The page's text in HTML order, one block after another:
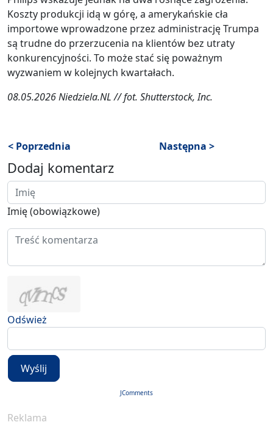
Koszty produkcji idą w górę, a amerykańskie cła
importowe wprowadzone przez administrację Trumpa
są trudne do przerzucenia na klientów bez utraty
konkurencyjności. To może stać się poważnym
wyzwaniem w kolejnych kwartałach.
08.05.2026 Niedziela.NL // fot. Shutterstock, Inc.
< Poprzednia Następna >
Dodaj komentarz
Imię (obowiązkowe)
Odśwież
Wyślij
JComments
Reklama